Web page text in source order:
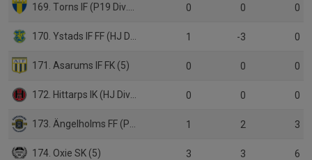
169. Torns IF (P19 Div.1) 0 0 0
170. Ystads IF FF (HJ Div.1) 1 -3 0
171. Asarums IF FK (5) 0 0 0
172. Hittarps IK (HJ Div.1) 0 0 0
173. Ängelholms FF (P19) 1 2 3
174. Oxie SK (5) 3 3 6